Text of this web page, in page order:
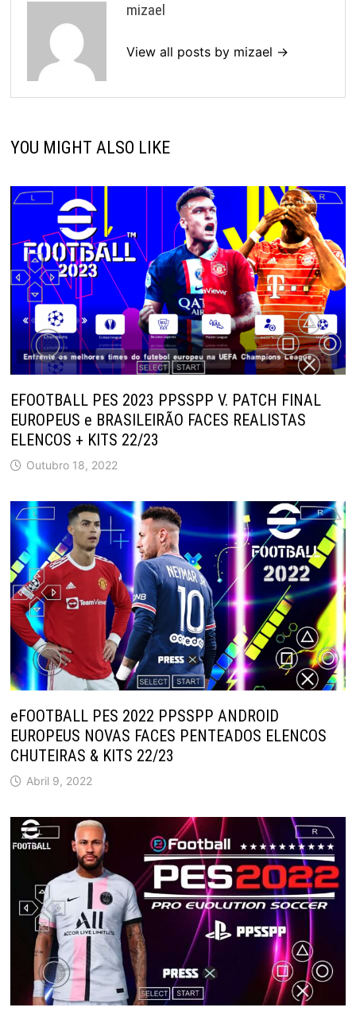
mizael
View all posts by mizael →
YOU MIGHT ALSO LIKE
EFOOTBALL PES 2023 PPSSPP V. PATCH FINAL
EUROPEUS e BRASILEIRÃO FACES REALISTAS
ELENCOS + KITS 22/23
Outubro 18, 2022
eFOOTBALL PES 2022 PPSSPP ANDROID
EUROPEUS NOVAS FACES PENTEADOS ELENCOS
CHUTEIRAS & KITS 22/23
Abril 9, 2022